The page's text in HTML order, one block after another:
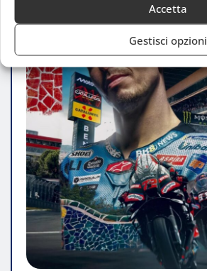
Accetta
Gestisci opzioni